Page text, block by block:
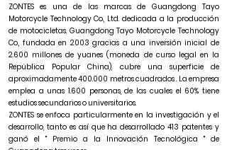
ZONTES es una de las marcas de Guangdong Tayo
Motorcycle Technology Co., Ltd. dedicada a la producción
de motocicletas. Guangdong Tayo Motorcycle Technology
Co., fundada en 2003 gracias a una inversión inicial de
2.600 millones de yuanes (moneda de curso legal en la
República Popular China), cubre una superficie de
aproximadamente 400.000 metros cuadrados . La empresa
emplea a unas 1.600 personas, de las cuales el 60% tiene
estudios secundarios o universitarios.
ZONTES se enfoca particularmente en la investigación y el
desarrollo, tanto es así que ha desarrollado 413 patentes y
ganó el " Premio a la Innovación Tecnológica " de